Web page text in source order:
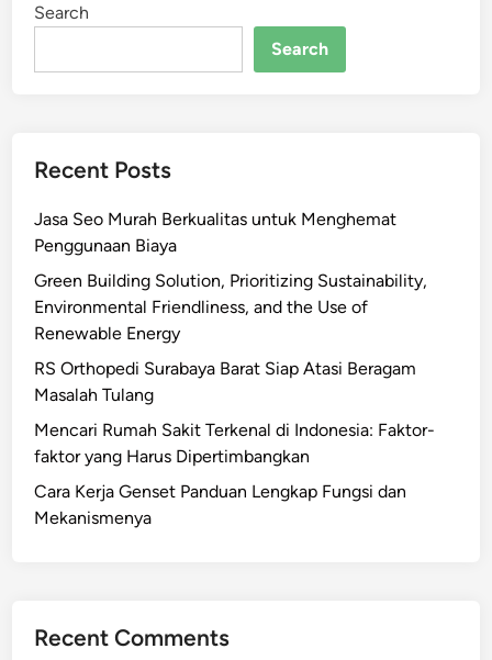
Search
Search
Recent Posts
Jasa Seo Murah Berkualitas untuk Menghemat
Penggunaan Biaya
Green Building Solution, Prioritizing Sustainability,
Environmental Friendliness, and the Use of
Renewable Energy
RS Orthopedi Surabaya Barat Siap Atasi Beragam
Masalah Tulang
Mencari Rumah Sakit Terkenal di Indonesia: Faktor-
faktor yang Harus Dipertimbangkan
Cara Kerja Genset Panduan Lengkap Fungsi dan
Mekanismenya
Recent Comments